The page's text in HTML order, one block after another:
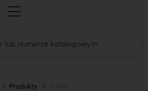
Produkty